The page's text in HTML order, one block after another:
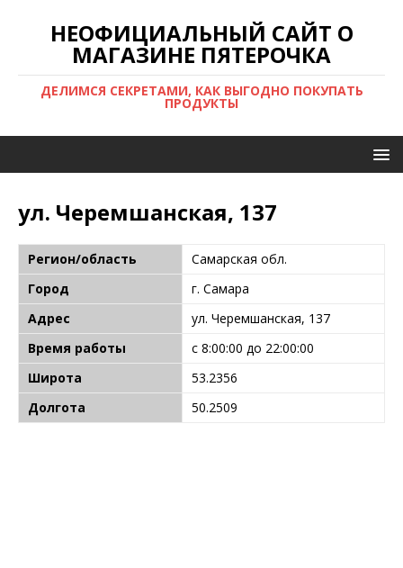
НЕОФИЦИАЛЬНЫЙ САЙТ О
МАГАЗИНЕ ПЯТЕРОЧКА
ДЕЛИМСЯ СЕКРЕТАМИ, КАК ВЫГОДНО ПОКУПАТЬ
ПРОДУКТЫ
ул. Черемшанская, 137
Регион/область
Самарская обл.
Город
г. Самара
Адрес
ул. Черемшанская, 137
Время работы
с 8:00:00 до 22:00:00
Широта
53.2356
Долгота
50.2509